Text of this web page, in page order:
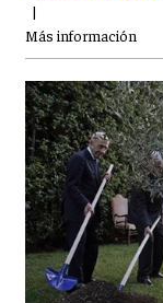
|
Más información